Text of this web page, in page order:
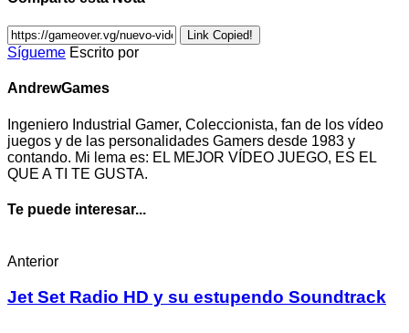
Link Copied!
Sígueme Escrito por
AndrewGames
Ingeniero Industrial Gamer, Coleccionista, fan de los vídeo
juegos y de las personalidades Gamers desde 1983 y
contando. Mi lema es: EL MEJOR VÍDEO JUEGO, ES EL
QUE A TI TE GUSTA.
Te puede interesar...
Anterior
Jet Set Radio HD y su estupendo Soundtrack